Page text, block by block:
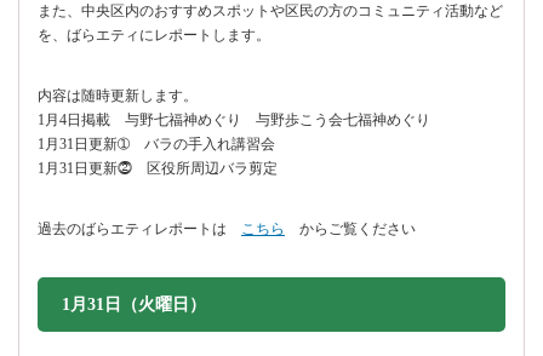
また、中央区内のおすすめスポットや区民の方のコミュニティ活動など
を、ばらエティにレポートします。
内容は随時更新します。
1月4日掲載 与野七福神めぐり 与野歩こう会七福神めぐり
1月31日更新➀ バラの手入れ講習会
1月31日更新⓶ 区役所周辺バラ剪定
過去のばらエティレポートは こちら からご覧ください
1月31日（火曜日）